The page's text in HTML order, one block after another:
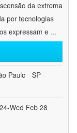
da extrema
por tecnologias
expressam e ...
Paulo - SP -
Wed Feb 28